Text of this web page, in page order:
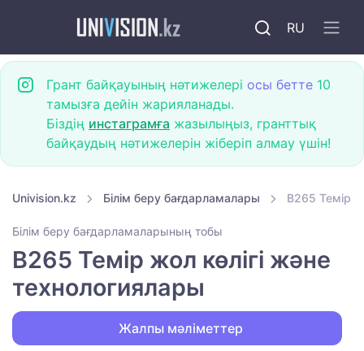
RU
Грант байқауының нәтижелері осы бетте 10
тамызға дейін жарияланады.
Біздің инстаграмға жазылыңыз, гранттық
байқаудың нәтижелерін жіберіп алмау үшін!
Univision.kz Білім беру бағдарламалары B265 Темір
Білім беру бағдарламаларының тобы
B265 Темір жол көлігі және
технологиялары
Жалпы мәліметтер